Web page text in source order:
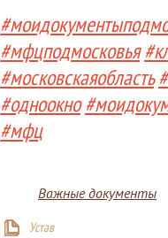
#мфцподмосковья
#московскаяобласть
#одноокно
#мфц
Важные документы
Устав